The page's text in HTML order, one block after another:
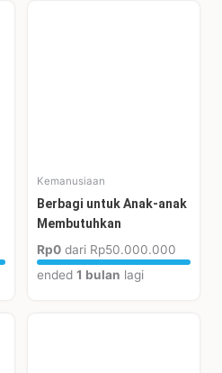
Kemanusiaan
Berbagi untuk Anak-anak
Membutuhkan
Rp0dari Rp50.000.000
ended 1 bulan lagi